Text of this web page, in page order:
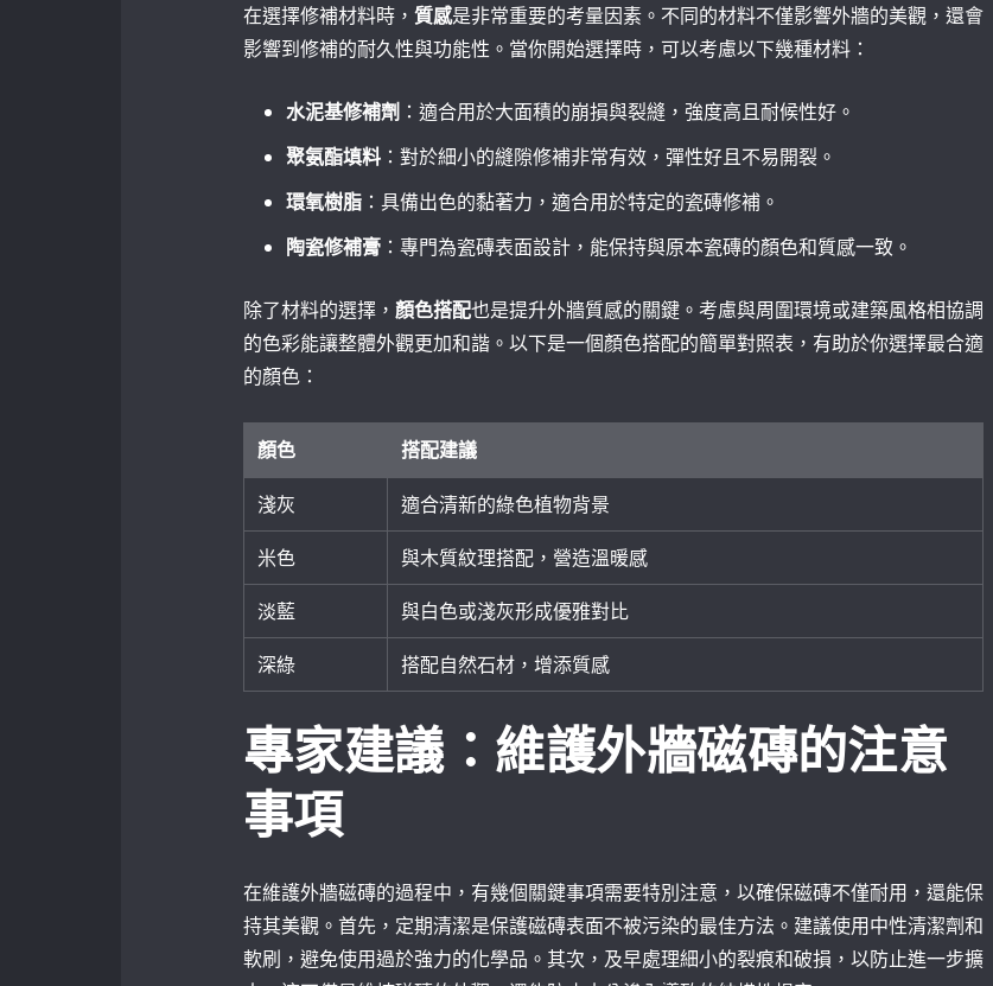
在選擇修補材料時， 質感是非常重要的考量因素。不同的材料不僅影響外牆的美觀，還會
影響到修補的耐久性與功能性。當你開始選擇時，可以考慮以下幾種材料：
水泥基修補劑 ：適合用於大面積的崩損與裂縫，強度高且耐候性好。
聚氨酯填料 ：對於細小的縫隙修補非常有效，彈性好且不易開裂。
環氧樹脂 ：具備出色的黏著力，適合用於特定的瓷磚修補。
陶瓷修補膏 ：專門為瓷磚表面設計，能保持與原本瓷磚的顏色和質感一致。
除了材料的選擇， 顏色搭配也是提升外牆質感的關鍵。考慮與周圍環境或建築風格相協調
的色彩能讓整體外觀更加和諧。以下是一個顏色搭配的簡單對照表，有助於你選擇最合適
的顏色：
顏色 搭配建議
淺灰 適合清新的綠色植物背景
米色 與木質紋理搭配，營造溫暖感
淡藍 與白色或淺灰形成優雅對比
深綠 搭配自然石材，增添質感
專家建議：維護外牆磁磚的注意
事項
在維護外牆磁磚的過程中，有幾個關鍵事項需要特別注意，以確保磁磚不僅耐用，還能保
持其美觀。首先，定期清潔是保護磁磚表面不被污染的最佳方法。建議使用中性清潔劑和
軟刷，避免使用過於強力的化學品。其次，及早處理細小的裂痕和破損，以防止進一步擴